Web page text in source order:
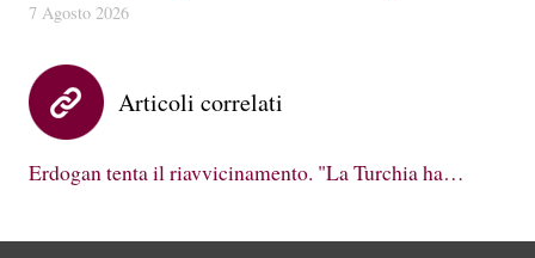
7 Agosto 2026
Articoli correlati
Erdogan tenta il riavvicinamento. "La Turchia ha…